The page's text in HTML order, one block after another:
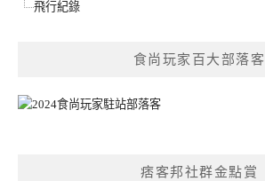
飛行紀錄
食尚玩家百大部落客
痞客邦社群金點賞